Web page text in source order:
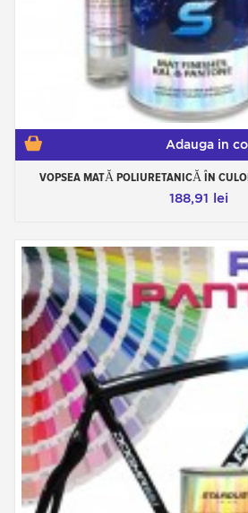
Adauga in
VOPSEA MATĂ POLIURETANICĂ ÎN
188,91 lei